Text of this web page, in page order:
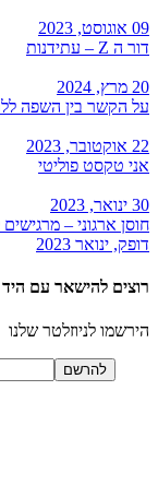
09 אוגוסט, 2023
דור ה Z – עתידנות
20 מרץ, 2024
על הקשר בין השפה
22 אוקטובר, 2023
אני טקסט פוליטי
30 ינואר, 2023
חוסן ארגוני –
דופק, ינואר 2023
רוצים להישאר עם
הירשמו לניוזלטר שלנו